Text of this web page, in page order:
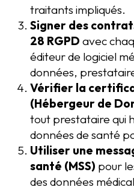
traitants impliqués.
Signer des
28 RGPD avec
éditeur de logiciel
données,
Vérifier la
(Hébergeur de
tout prestataire qui
données de santé
Utiliser une
santé (MSS) pour
des données